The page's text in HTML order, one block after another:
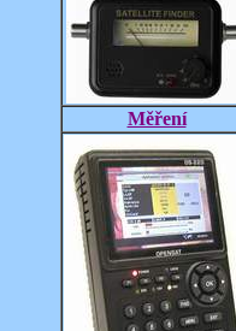
Měření